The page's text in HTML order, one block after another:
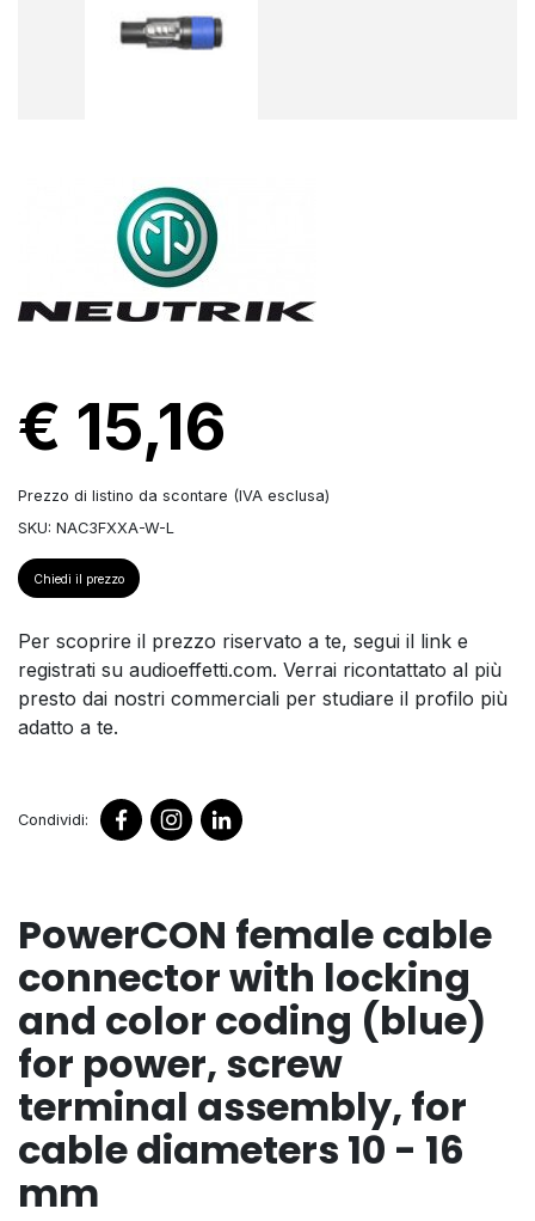
€ 15,16
Prezzo di listino da scontare (IVA esclusa)
SKU: NAC3FXXA-W-L
Chiedi il prezzo
Per scoprire il prezzo riservato a te, segui il link e
registrati su audioeffetti.com. Verrai ricontattato al più
presto dai nostri commerciali per studiare il profilo più
adatto a te.
Condividi:
PowerCON female cable
connector with locking
and color coding (blue)
for power, screw
terminal assembly, for
cable diameters 10 - 16
mm